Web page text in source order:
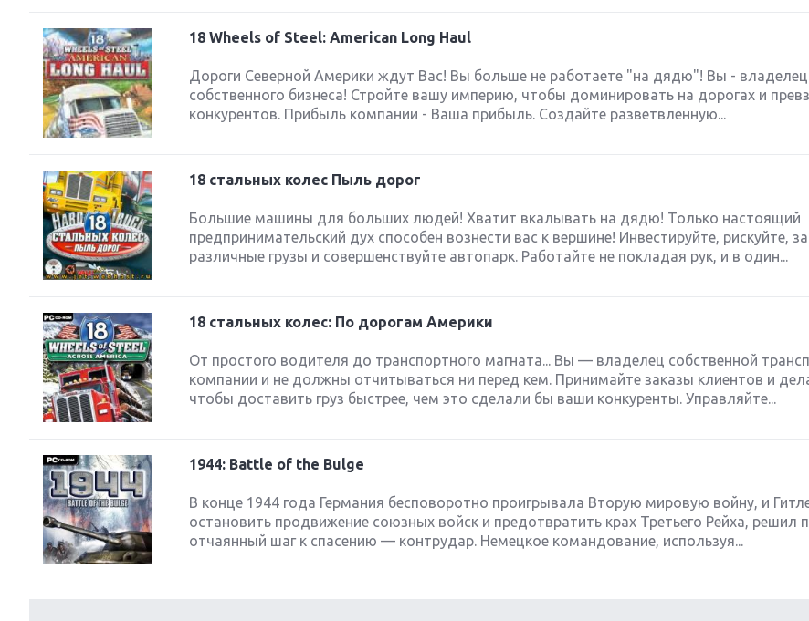
18 Wheels of Steel: American Long Haul
Дороги Северной Америки ждут Вас! Вы больше не работаете "на дядю"! Вы - владелец
собственного бизнеса! Стройте вашу империю, чтобы доминировать на дорогах и
конкурентов. Прибыль компании - Ваша прибыль. Создайте разветвленную...
18 стальных колес Пыль дорог
Большие машины для больших людей! Хватит вкалывать на дядю! Только настоящий
предпринимательский дух способен вознести вас к вершине! Инвестируйте, рискуйте,
различные грузы и совершенствуйте автопарк. Работайте не покладая рук, и в один...
18 стальных колес: По дорогам Америки
От простого водителя до транспортного магната... Вы — владелец собственной
компании и не должны отчитываться ни перед кем. Принимайте заказы клиентов и
чтобы доставить груз быстрее, чем это сделали бы ваши конкуренты. Управляйте...
1944: Battle of the Bulge
В конце 1944 года Германия бесповоротно проигрывала Вторую мировую войну, и
остановить продвижение союзных войск и предотвратить крах Третьего Рейха, решил
отчаянный шаг к спасению — контрудар. Немецкое командование, используя...